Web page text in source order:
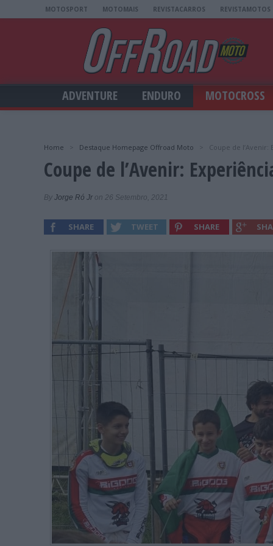
MOTOSPORT MOTOMAIS REVISTACARROS REVISTAMOTOS
ADVENTURE ENDURO MOTOCROSS
Home Destaque Homepage Offroad Moto Coupe de
Coupe de l’Avenir:
By Jorge Ró Jr on 26 Setembro, 2021
SHARE TWEET SHARE